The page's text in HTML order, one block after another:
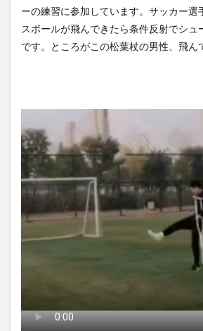
なぜプーチンはウクライナ侵
攻をやめられないのか？！
NEW! (8/8)
【動画】戦犯はどっち？ｗｗ
金正恩「経済制裁、正直キツ
いです・・・本当は核を使う
つもりな... (5/20)
お知らせ (3/25)
お知らせ (1/26)
顔20点、体80点と評価されて
いた女子学生が男子学生らの
性の... (12/26)
【Xの車
思った
ほか (8/
【Xの車
海外「
られな
険な手
うちの
私が上
る → ...
韓国人
がML2
【GIF
(5/20)
走った
ーの練習に参加しています。サッカー選
スボールが飛んできたら条件反射でシュ
です。ところがこの松葉杖の男性、飛ん